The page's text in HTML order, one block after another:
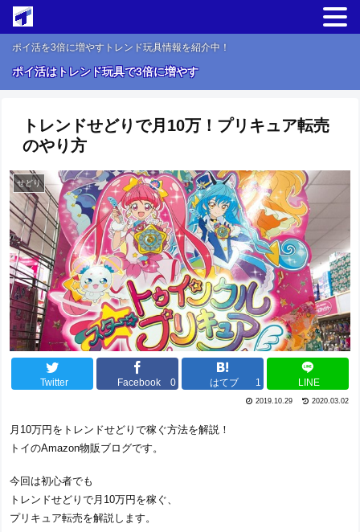
ポイ活を3倍に増やすトレンド玩具情報を紹介中！
ポイ活はトレンド玩具で3倍に増やす
トレンドせどりで月10万！プリキュア転売
のやり方
せどり
Twitter Facebook 0 はてブ 1 LINE
2020.03.02
2019.10.29
月10万円をトレンドせどりで稼ぐ方法を解説！
トイのAmazon物販ブログです。
今回は初心者でも
トレンドせどりで月10万円を稼ぐ、
プリキュア転売を解説します。